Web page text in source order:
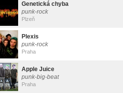
Genetická chyba
punk-rock
Plzeň
Plexis
punk-rock
Praha
Apple Juice
punk-big-beat
Praha